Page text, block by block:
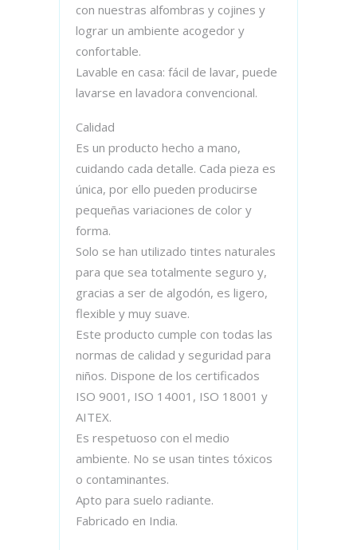
con nuestras alfombras y cojines y
lograr un ambiente acogedor y
confortable.
Lavable en casa: fácil de lavar, puede
lavarse en lavadora convencional.
Calidad
Es un producto hecho a mano,
cuidando cada detalle. Cada pieza es
única, por ello pueden producirse
pequeñas variaciones de color y
forma.
Solo se han utilizado tintes naturales
para que sea totalmente seguro y,
gracias a ser de algodón, es ligero,
flexible y muy suave.
Este producto cumple con todas las
normas de calidad y seguridad para
niños. Dispone de los certificados
ISO 9001, ISO 14001, ISO 18001 y
AITEX.
Es respetuoso con el medio
ambiente. No se usan tintes tóxicos
o contaminantes.
Apto para suelo radiante.
Fabricado en India.